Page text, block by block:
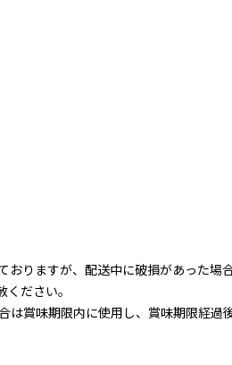
りますが、配送中に破損があった場
ださい。
賞味期限内に使用し、賞味期限経過